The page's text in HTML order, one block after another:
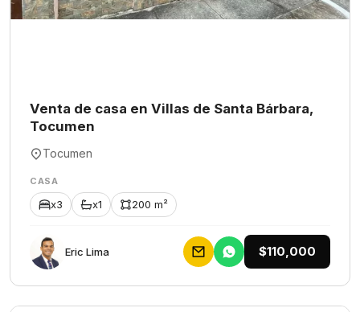
Venta de casa en Villas de Santa Bárbara,
Tocumen
Tocumen
CASA
x3 x1 200 m²
Eric Lima $110,000